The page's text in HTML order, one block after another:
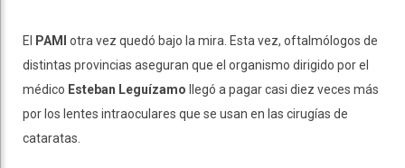
El PAMI
otra vez quedó bajo la mira. Esta vez, oftalmólogos de
distintas provincias aseguran que el organismo dirigido por el
médico Esteban Leguízamo llegó a pagar casi diez veces más
por los lentes intraoculares que se usan en las cirugías de
cataratas.